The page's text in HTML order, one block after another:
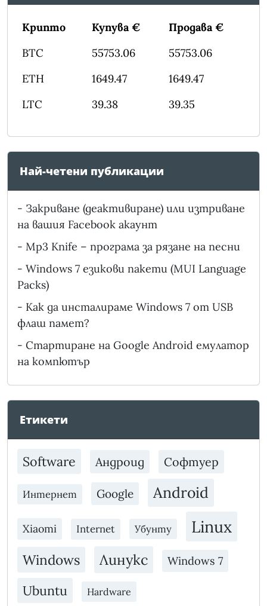
Крипто Купува €
Продава €
BTC
55753.06
55753.06
ETH
1649.47
1649.47
LTC
39.38 39.35
Най-четени публикации
- Закриване (деактивиране) или изтриване
на вашия Facebook акаунт
- Mp3 Knife – програма за рязане на песни
- Windows 7 езикови пакети (MUI Language
Packs)
- Как да инсталираме Windows 7 от USB
флаш памет?
- Стартиране на Google Android емулатор
на компютър
Етикети
Software Андроид Софтуер
Интернет Google Android
Xiaomi Internet Убунту Linux
Windows Линукс Windows 7
Ubuntu Hardware